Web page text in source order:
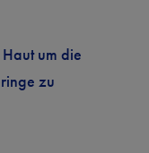
um die
zu